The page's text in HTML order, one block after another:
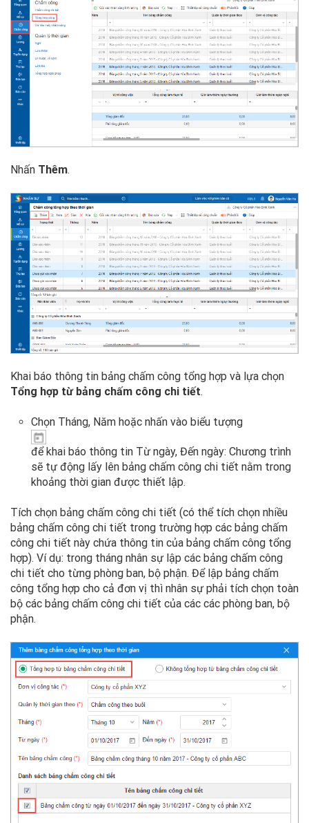
Nhấn Thêm.
Khai báo thông tin bảng chấm công tổng hợp và lựa chọn
Tổng hợp từ bảng chấm công chi tiết.
Chọn Tháng, Năm hoặc nhấn vào biểu tượng
để khai báo thông tin Từ ngày, Đến ngày: Chương trình
sẽ tự động lấy lên bảng chấm công chi tiết nằm trong
khoảng thời gian được thiết lập.
Tích chọn bảng chấm công chi tiết (có thể tích chọn nhiều
bảng chấm công chi tiết trong trường hợp các bảng chấm
công chi tiết này chứa thông tin của bảng chấm công tổng
hợp). Ví dụ: trong tháng nhân sự lập các bảng chấm công
chi tiết cho từng phòng ban, bộ phận. Để lập bảng chấm
công tổng hợp cho cả đơn vị thì nhân sự phải tích chọn toàn
bộ các bảng chấm công chi tiết của các các phòng ban, bộ
phận.